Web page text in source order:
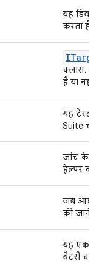
यह
करता है
क्लास.
है या नहीं.
यह टेस्ट,
Suite
जांच के
हेल्पर
जब
की जाने
यह एक
बैटरी